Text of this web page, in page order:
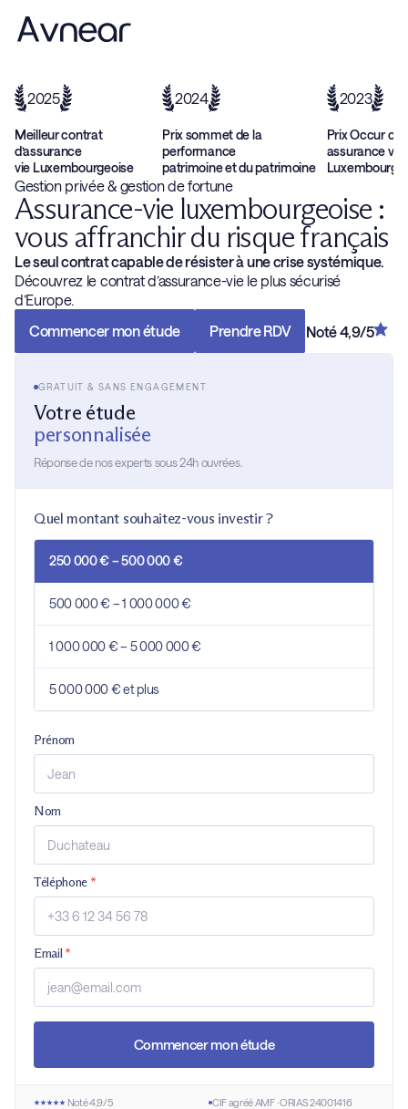
2025
Meilleur contrat
d’assurance
vie Luxembourgeoise
2024
Prix sommet de la
performance
patrimoine et du patrimoine
2023
Prix Occur
assurance vie
Gestion privée & gestion de fortune
Assurance-vie luxembourgeoise :
vous affranchir du risque français
Le seul contrat capable de résister à une crise systémique.
Découvrez le contrat d’assurance-vie le plus sécurisé
d’Europe.
Commencer mon étude
Prendre RDV Noté 4,9/5
GRATUIT & SANS ENGAGEMENT
Votre étude
personnalisée
Réponse de nos experts sous 24h ouvrées.
Quel montant souhaitez-vous investir ?
250 000 € – 500 000 €
500 000 € – 1 000 000 €
1 000 000 € – 5 000 000 €
5 000 000 € et plus
Prénom
Nom
Téléphone *
Email*
Commencer mon étude
Noté 4,9/5
CIF agréé AMF · ORIAS 24001416